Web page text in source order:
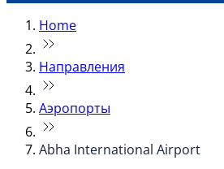
Home
Направления
Аэропорты
Abha International Airport